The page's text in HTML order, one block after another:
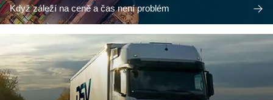
Když záleží na ceně a čas není problém